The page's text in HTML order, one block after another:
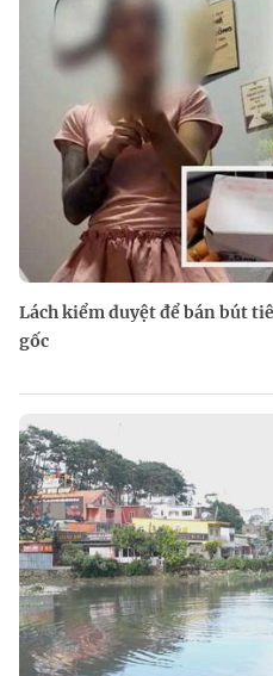
Lách kiểm duyệt để bán bút
gốc